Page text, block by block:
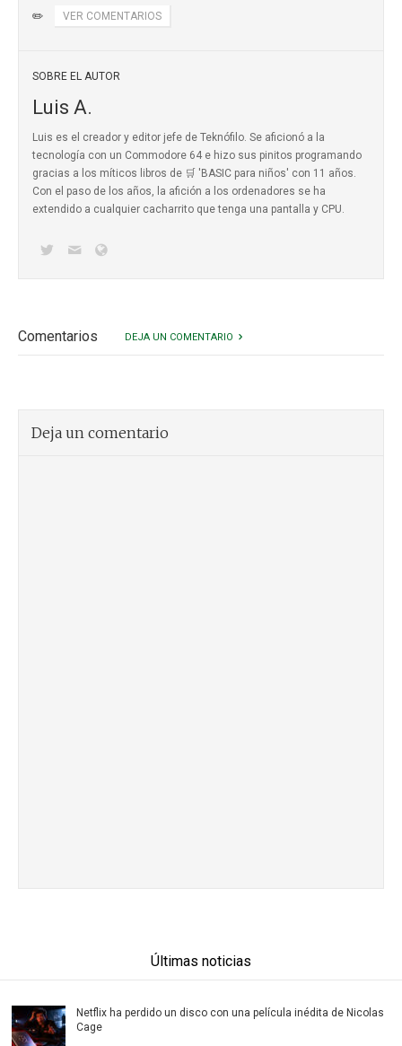
✏️ VER COMENTARIOS
SOBRE EL AUTOR
Luis A.
Luis es el creador y editor jefe de Teknófilo. Se aficionó a la
tecnología con un Commodore 64 e hizo sus pinitos programando
gracias a los míticos libros de 🛒 'BASIC para niños' con 11 años.
Con el paso de los años, la afición a los ordenadores se ha
extendido a cualquier cacharrito que tenga una pantalla y CPU.
Comentarios DEJA UN COMENTARIO
Deja un comentario
Últimas noticias
Netflix ha perdido un disco con una película inédita de Nicolas
Cage